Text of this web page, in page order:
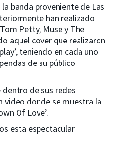
banda proveniente de Las
han realizado
Petty, Muse y The
aquel cover que realizaron
teniendo en cada uno
de su público
dentro de sus redes
video donde se muestra la
Of Love’.
esta espectacular